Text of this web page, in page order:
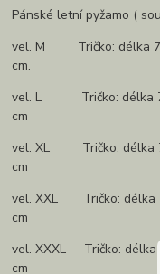
Pánské letní pyžamo (
vel. M Tričko: délka 75
cm.
vel. L Tričko: délka 76
cm
vel. XL Tričko: délka
cm
vel. XXL Tričko: délka
cm
vel. XXXL Tričko: délka
cm